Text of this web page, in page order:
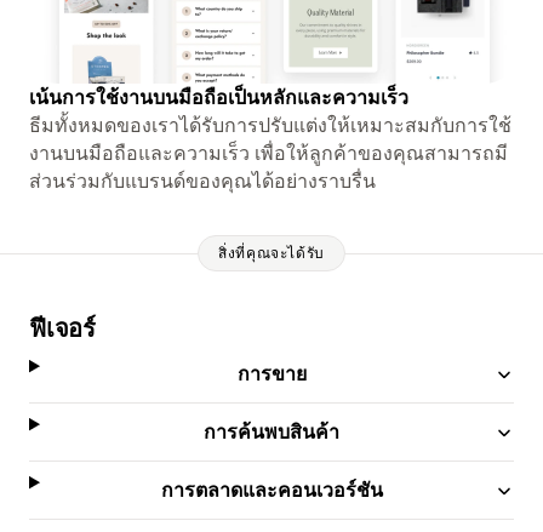
เน้นการใช้งานบนมือถือเป็นหลักและความเร็ว
ธีมทั้งหมดของเราได้รับการปรับแต่งให้เหมาะสมกับการใช้
งานบนมือถือและความเร็ว เพื่อให้ลูกค้าของคุณสามารถมี
ส่วนร่วมกับแบรนด์ของคุณได้อย่างราบรื่น
สิ่งที่คุณจะได้รับ
ฟีเจอร์
การขาย
การค้นพบสินค้า
การตลาดและคอนเวอร์ชัน